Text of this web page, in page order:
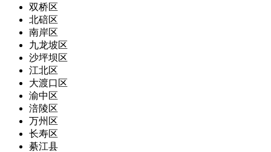
双桥区
北碚区
南岸区
九龙坡区
沙坪坝区
江北区
大渡口区
渝中区
涪陵区
万州区
长寿区
綦江县